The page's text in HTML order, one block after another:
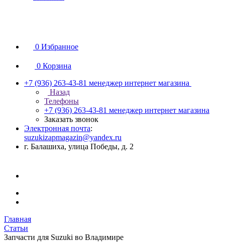
0 Избранное
0 Корзина
+7 (936) 263-43-81 менеджер интернет магазина
Назад
Телефоны
+7 (936) 263-43-81 менеджер интернет магазина
Заказать звонок
Электронная почта:
suzukizapmagazin@yandex.ru
г. Балашиха, улица Победы, д. 2
Главная
Статьи
Запчасти для Suzuki во Владимире